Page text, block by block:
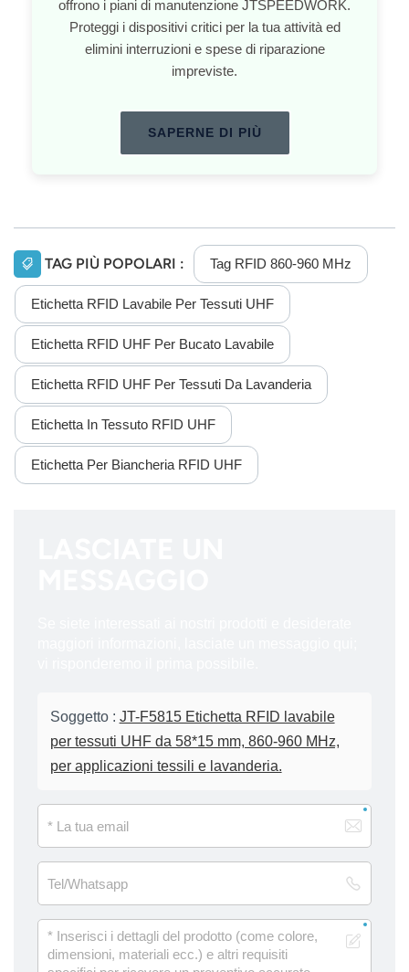
offrono i piani di manutenzione JTSPEEDWORK.
Proteggi i dispositivi critici per la tua attività ed
elimini interruzioni e spese di riparazione
impreviste.
SAPERNE DI PIÙ
TAG PIÙ POPOLARI : Tag RFID 860-960 MHz
Etichetta RFID Lavabile Per Tessuti UHF
Etichetta RFID UHF Per Bucato Lavabile
Etichetta RFID UHF Per Tessuti Da Lavanderia
Etichetta In Tessuto RFID UHF
Etichetta Per Biancheria RFID UHF
Soggetto : JT-F5815 Etichetta RFID lavabile
per tessuti UHF da 58*15 mm, 860-960 MHz,
per applicazioni tessili e lavanderia.